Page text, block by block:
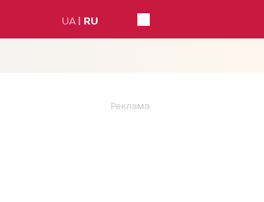
UA RU
Реклама